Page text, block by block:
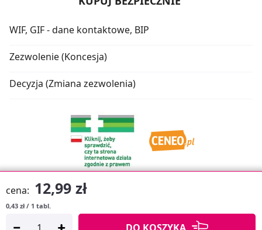
cena: 12,99 zł
0,43 zł / 1 tabl.
WIF, GIF - dane kontaktowe, BIP
Zezwolenie (Koncesja)
Decyzja (Zmiana zezwolenia)